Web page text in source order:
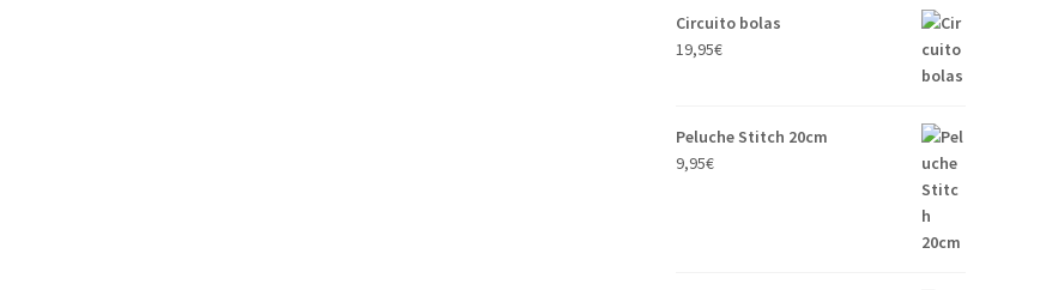
Circuito bolas
19,95€
Peluche Stitch 20cm
9,95€